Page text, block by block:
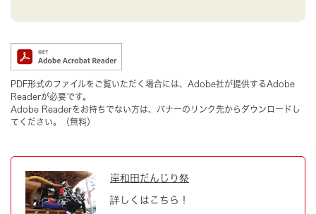
PDF形式のファイルをご覧いただく場合には、Adobe社が提供するAdobe
Readerが必要です。
Adobe Readerをお持ちでない方は、バナーのリンク先からダウンロードし
てください。（無料）
岸和田だんじり祭
詳しくはこちら！